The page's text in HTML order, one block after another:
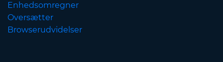
Enhedsomregner
Oversætter
Browserudvidelser